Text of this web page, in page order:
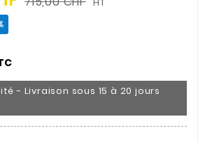
- Livraison sous 15 à 20 jours